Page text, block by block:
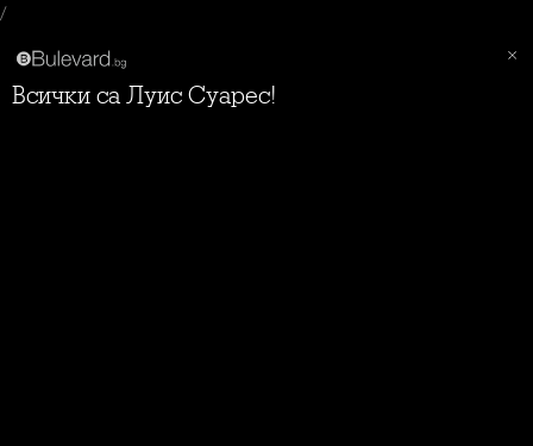
/
Всички са Луис Суарес!